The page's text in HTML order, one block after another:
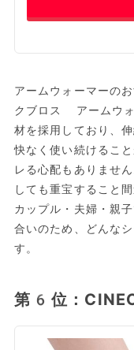
アームウォーマーの
クブロス アームウォ
材を採用しており、
快なく使い続けるこ
レる心配もありませ
しても重宝すること
カップル・夫婦・親
合いのため、どんな
す。
第6位：